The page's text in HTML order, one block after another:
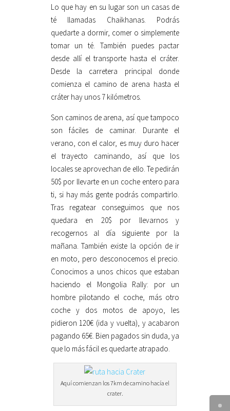
Lo que hay en su lugar son un casas de
té llamadas Chaikhanas. Podrás
quedarte a dormir, comer o simplemente
tomar un té. También puedes pactar
desde allí el transporte hasta el cráter.
Desde la carretera principal donde
comienza el camino de arena hasta el
cráter hay unos 7 kilómetros.
Son caminos de arena, así que tampoco
son fáciles de caminar. Durante el
verano, con el calor, es muy duro hacer
el trayecto caminando, así que los
locales se aprovechan de ello. Te pedirán
50$ por llevarte en un coche entero para
ti, si hay más gente podrás compartirlo.
Tras regatear conseguimos que nos
quedara en 20$ por llevarnos y
recogernos al día siguiente por la
mañana. También existe la opción de ir
en moto, pero desconocemos el precio.
Conocimos a unos chicos que estaban
haciendo el Mongolia Rally: por un
hombre pilotando el coche, más otro
coche y dos motos de apoyo, les
pidieron 120€ (ida y vuelta), y acabaron
pagando 65€. Bien pagados sin duda, ya
que lo más fácil es quedarte atrapado.
Aquí comienzan los 7km de camino hacía el
crater.